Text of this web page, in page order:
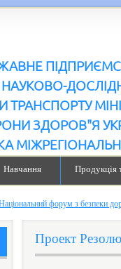
НАУКОВО-
ЗДОРОВ"Я
Навчання Продукція
форум з безпеки
Проект